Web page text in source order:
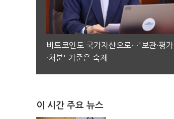
비트코인도 국가자산으로…'보관·평가
·처분' 기준은 숙제
이 시간 주요 뉴스